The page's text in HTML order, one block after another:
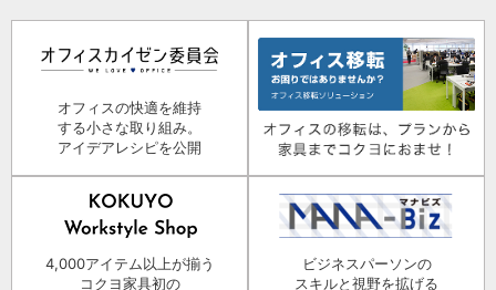
オフィスの快適を維持
する小さな取り組み。
アイデアレシピを公開
4,000アイテム以上が揃う
コクヨ家具初の
ビジネスパーソンの
スキルと視野を拡げる